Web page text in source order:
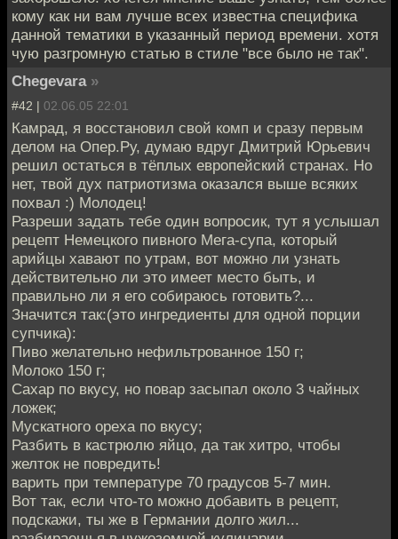
кому как ни вам лучше всех известна специфика
данной тематики в указанный период времени. хотя
чую разгромную статью в стиле "все было не так".
Chegevara »
#42 | 02.06.05 22:01
Камрад, я восстановил свой комп и сразу первым
делом на Опер.Ру, думаю вдруг Дмитрий Юрьевич
решил остаться в тёплых европейский странах. Но
нет, твой дух патриотизма оказался выше всяких
похвал :) Молодец!
Разреши задать тебе один вопросик, тут я услышал
рецепт Немецкого пивного Мега-супа, который
арийцы хавают по утрам, вот можно ли узнать
действительно ли это имеет место быть, и
правильно ли я его собираюсь готовить?...
Значится так:(это ингредиенты для одной порции
супчика):
Пиво желательно нефильтрованное 150 г;
Молоко 150 г;
Сахар по вкусу, но повар засыпал около 3 чайных
ложек;
Мускатного ореха по вкусу;
Разбить в кастрюлю яйцо, да так хитро, чтобы
желток не повредить!
варить при температуре 70 градусов 5-7 мин.
Вот так, если что-то можно добавить в рецепт,
подскажи, ты же в Германии долго жил...